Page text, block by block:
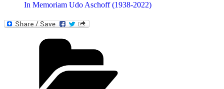
In Memoriam Udo Aschoff (1938-2022)